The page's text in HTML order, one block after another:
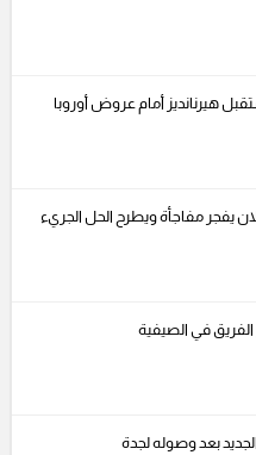
هيرنانديز أمام عروض أوروبا
يفجر مفاجأة ويطرح الحل الجريء
في الصيفية
بعد وصوله لجدة